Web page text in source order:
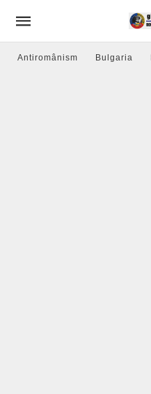
Antiromânism Bulgaria